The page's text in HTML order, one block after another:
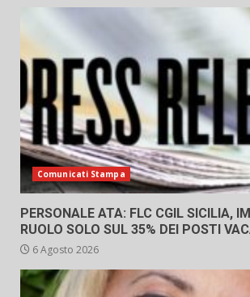
Comunicati Stampa
PERSONALE ATA: FLC CGIL SICILIA,
RUOLO SOLO SUL 35% DEI POSTI
6 Agosto 2026